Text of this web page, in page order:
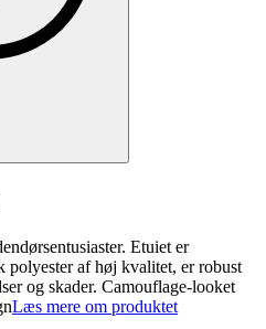
Etuiet er
af høj kvalitet, er robust
og skader. Camouflage-looket
Læs mere om produktet